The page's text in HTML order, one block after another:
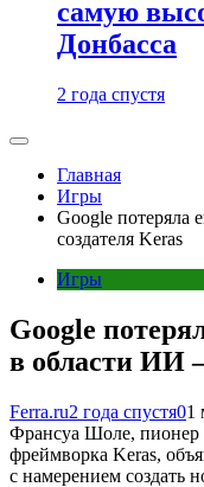
самую
Донбасса
2 года спустя
Главная
Игры
Google
создателя Keras
Игры
Google
в области ИИ
Ferra.ru2 года спустя01
Франсуа Шоле, пионер
фреймворка Keras,
с намерением создать